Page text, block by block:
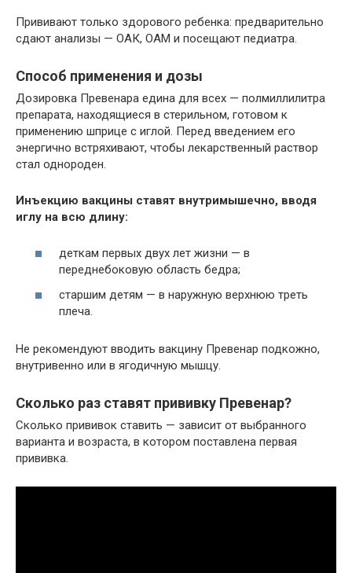
Прививают только здорового ребенка: предварительно
сдают анализы — ОАК, ОАМ и посещают педиатра.
Способ применения и дозы
Дозировка Превенара едина для всех — полмиллилитра
препарата, находящиеся в стерильном, готовом к
применению шприце с иглой. Перед введением его
энергично встряхивают, чтобы лекарственный раствор
стал однороден.
Инъекцию вакцины ставят внутримышечно, вводя
иглу на всю длину:
деткам первых двух лет жизни — в
переднебоковую область бедра;
старшим детям — в наружную верхнюю треть
плеча.
Не рекомендуют вводить вакцину Превенар подкожно,
внутривенно или в ягодичную мышцу.
Сколько раз ставят прививку Превенар?
Сколько прививок ставить — зависит от выбранного
варианта и возраста, в котором поставлена первая
прививка.